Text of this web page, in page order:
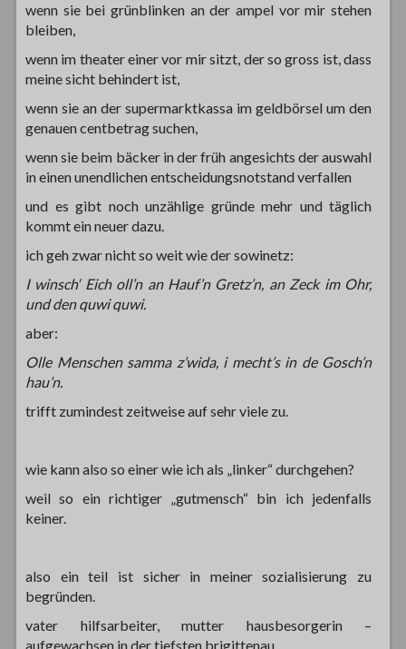
wenn sie bei grünblinken an der ampel vor mir stehen
bleiben,
wenn im theater einer vor mir sitzt, der so gross ist, dass
meine sicht behindert ist,
wenn sie an der supermarktkassa im geldbörsel um den
genauen centbetrag suchen,
wenn sie beim bäcker in der früh angesichts der auswahl
in einen unendlichen entscheidungsnotstand verfallen
und es gibt noch unzählige gründe mehr und täglich
kommt ein neuer dazu.
ich geh zwar nicht so weit wie der sowinetz:
I winsch‘ Eich oll’n an Hauf’n Gretz’n, an Zeck im Ohr,
und den quwi quwi.
aber:
Olle Menschen samma z’wida, i mecht’s in de Gosch’n
hau’n.
trifft zumindest zeitweise auf sehr viele zu.
wie kann also so einer wie ich als „linker“ durchgehen?
weil so ein richtiger „gutmensch“ bin ich jedenfalls
keiner.
also ein teil ist sicher in meiner sozialisierung zu
begründen.
vater hilfsarbeiter, mutter hausbesorgerin –
aufgewachsen in der tiefsten brigittenau.